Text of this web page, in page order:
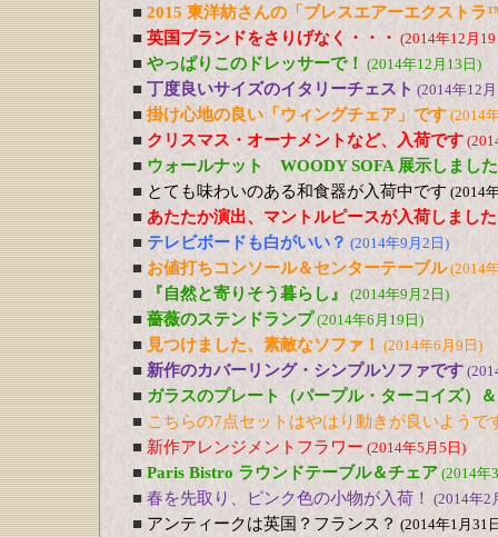
■ 2015 東洋紡さんの「ブレスエアーエクスト
■ 英国ブランドをさりげなく・・・ (2014年12月
■ やっぱりこのドレッサーで！ (2014年12月13日)
■ 丁度良いサイズのイタリーチェスト (2014年12
■ 掛け心地の良い「ウィングチェア」です (2014
■ クリスマス・オーナメントなど、入荷です
■ ウォールナット WOODY SOFA 展示しました
■ とても味わいのある和食器が入荷中です (2014
■ あたたか演出、マントルピースが入荷しまし
■ テレビボードも白がいい？ (2014年9月2日)
■ お値打ちコンソール＆センターテーブル(2014
■ 『自然と寄りそう暮らし』 (2014年9月2日)
■ 薔薇のステンドランプ (2014年6月19日)
■ 見つけました、素敵なソファ！ (2014年6月9日)
■ 新作のカバーリング・シンプルソファです
■ ガラスのプレート（パープル・ターコイズ）
■ こちらの7点セットはやはり動きが良いようで
■ 新作アレンジメントフラワー (2014年5月5日)
■ Paris Bistro ラウンドテーブル＆チェア (2014年
■ 春を先取り、ピンク色の小物が入荷！ (2014年2
■ アンティークは英国？フランス？ (2014年1月31